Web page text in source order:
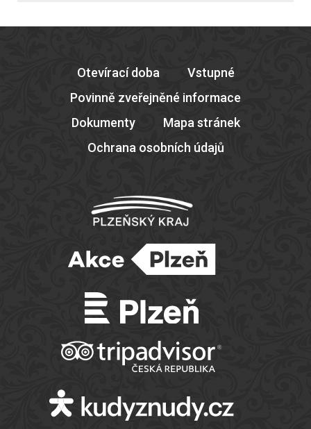
Otevírací doba
Vstupné
Povinně zveřejněné informace
Dokumenty
Mapa stránek
Ochrana osobních údajů